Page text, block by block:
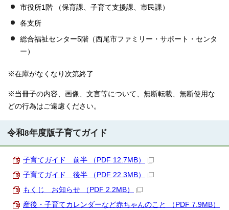
市役所1階 （保育課、子育て支援課、市民課）
各支所
総合福祉センター5階（西尾市ファミリー・サポート・センタ
ー）
※在庫がなくなり次第終了
※当冊子の内容、画像、文言等について、無断転載、無断使用な
どの行為はご遠慮ください。
令和8年度版子育てガイド
子育てガイド 前半 （PDF 12.7MB）
子育てガイド 後半 （PDF 22.3MB）
もくじ お知らせ （PDF 2.2MB）
産後・子育てカレンダーなど赤ちゃんのこと （PDF 7.9MB）